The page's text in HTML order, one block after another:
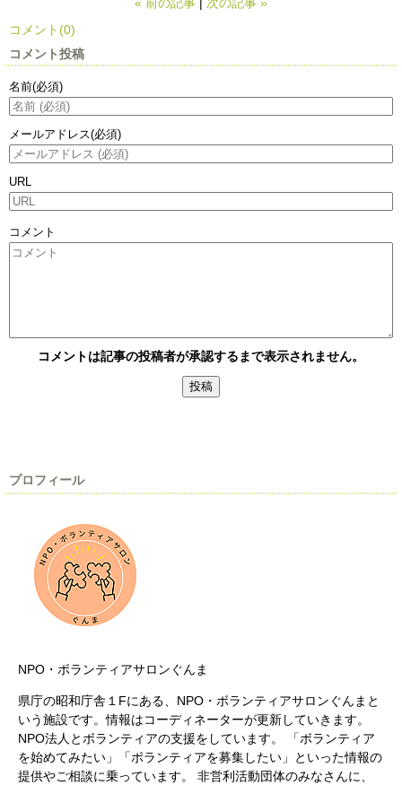
« 前の記事 次の記事 »
コメント(0)
コメント投稿
名前(必須)
メールアドレス(必須)
URL
コメント
コメントは記事の投稿者が承認するまで表示されません。
プロフィール
NPO・ボランティアサロンぐんま
県庁の昭和庁舎１Fにある、NPO・ボランティアサロンぐんまと
いう施設です。情報はコーディネーターが更新していきます。
NPO法人とボランティアの支援をしています。 「ボランティア
を始めてみたい」「ボランティアを募集したい」といった情報の
提供やご相談に乗っています。 非営利活動団体のみなさんに、